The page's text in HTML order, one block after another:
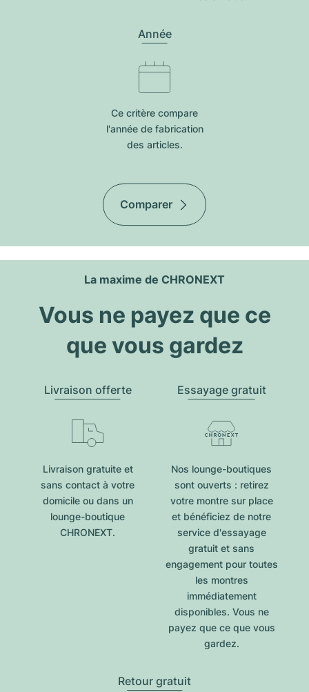
Année
Ce critère compare
l'année de fabrication
des articles.
Comparer
La maxime de CHRONEXT
Vous ne payez que ce
que vous gardez
Livraison offerte
Livraison gratuite et
sans contact à votre
domicile ou dans un
lounge-boutique
CHRONEXT.
Essayage gratuit
Nos lounge-boutiques
sont ouverts : retirez
votre montre sur place
et bénéficiez de notre
service d'essayage
gratuit et sans
engagement pour toutes
les montres
immédiatement
disponibles. Vous ne
payez que ce que vous
gardez.
Retour gratuit